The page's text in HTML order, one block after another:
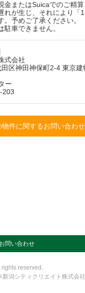
金またはSuicaでのご精
れが生じ、それにより
。予めご了承ください。
駐車できません。
式会社
区神田神保町2-4 東京
ー
203
物件に関するお問い合わ
お問い合わせ
reserved.
潟シティクリエイト株式会社